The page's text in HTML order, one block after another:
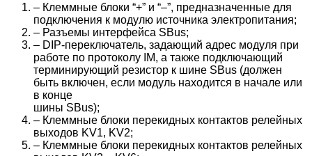
– Клеммные блоки “+” и “–”, предназначенные для
подключения к модулю источника электропитания;
– Разъемы интерфейса SBus;
– DIP-переключатель, задающий адрес модуля при
работе по протоколу IM, а также подключающий
терминирующий резистор к шине SBus (должен
быть включен, если модуль находится в начале или
в конце
шины SBus);
– Клеммные блоки перекидных контактов релейных
выходов KV1, KV2;
– Клеммные блоки перекидных контактов релейных